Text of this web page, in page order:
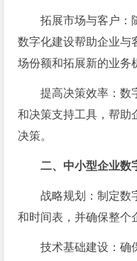
拓展市场与客户：
数字化建设帮助企业与
场份额和拓展新的业务
提高决策效率：数
和决策支持工具，帮助
决策。
二、中小型企业数
战略规划：制定数
和时间表，并确保整个
技术基础建设：确